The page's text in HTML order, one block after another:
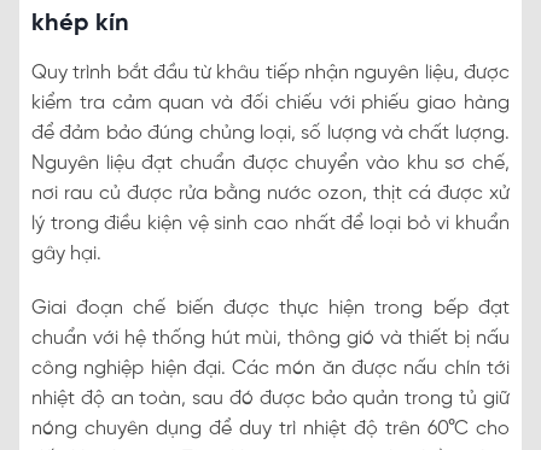
khép kín
Quy trình bắt đầu từ khâu tiếp nhận nguyên liệu, được
kiểm tra cảm quan và đối chiếu với phiếu giao hàng
để đảm bảo đúng chủng loại, số lượng và chất lượng.
Nguyên liệu đạt chuẩn được chuyển vào khu sơ chế,
nơi rau củ được rửa bằng nước ozon, thịt cá được xử
lý trong điều kiện vệ sinh cao nhất để loại bỏ vi khuẩn
gây hại.
Giai đoạn chế biến được thực hiện trong bếp đạt
chuẩn với hệ thống hút mùi, thông gió và thiết bị nấu
công nghiệp hiện đại. Các món ăn được nấu chín tới
nhiệt độ an toàn, sau đó được bảo quản trong tủ giữ
nóng chuyên dụng để duy trì nhiệt độ trên 60°C cho